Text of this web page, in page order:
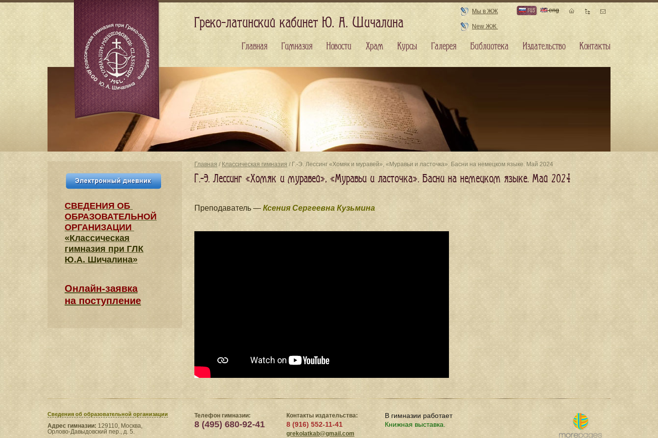
Главная / Классическая гимназия / Г.-Э. Лессинг «Хомяк и муравей», «Муравьи и ласточка». Басни на немецком языке. Май 2024
Г.-Э. Лессинг «Хомяк и муравей», «Муравьи и ласточка». Басни на немецком языке. Май 2024
Преподаватель — Ксения Сергеевна Кузьмина
СВЕДЕНИЯ​ ОБ
ОБРАЗОВАТЕЛЬНОЙ
ОРГАНИЗАЦИИ
«Классическая
гимназия при ГЛК
Ю.А. Шичалина»
Онлайн-заявка
на поступление
Сведения​ об образовательной организации
Адрес гимназии: 129110, Москва,
Орлово-Давыдовский пер., д. 5.
Телефон гимназии:
8 (495) 680-92-41
Контакты издательства:
8 (916) 552-11-41
grekolatkab@gmail.com
В гимназии работает
Книжная выставка.
Греко-латинский кабинет Ю. А. Шичалина
Мы в ЖЖ
New ЖЖ
rus eng
Главная Гимназия Новости Храм Курсы Галерея Библиотека Издательство Контакты